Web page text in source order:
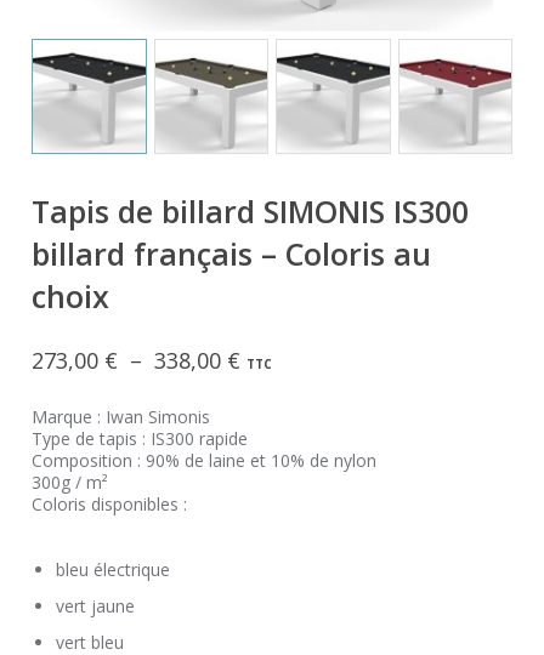
Tapis de billard SIMONIS IS300
billard français – Coloris au
choix
273,00 € – 338,00 € Plage
273,00 €
à
TTC
Marque : Iwan Simonis
Type de tapis : IS300 rapide
Composition : 90% de laine et 10% de nylon
300g / m²
Coloris disponibles :
bleu électrique
vert jaune
vert bleu